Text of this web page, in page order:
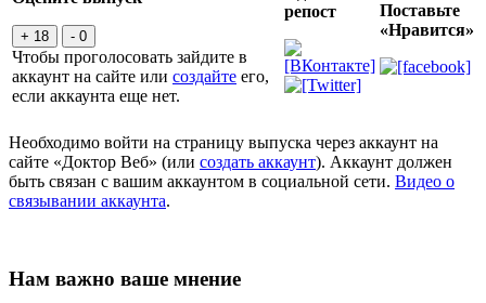
+ 18 - 0
Чтобы проголосовать зайдите в
аккаунт на сайте или создайте его,
если аккаунта еще нет.
репост
Поставьте
«Нравится»
Необходимо войти на страницу выпуска через аккаунт на
сайте «Доктор Веб» (или создать аккаунт). Аккаунт должен
быть связан с вашим аккаунтом в социальной сети. Видео о
связывании аккаунта.
Нам важно ваше мнение